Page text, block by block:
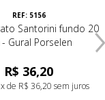
REF: 5156
Santorini fundo 20
Gural Porselen
R$ 36,20
de R$ 36,20 sem juros